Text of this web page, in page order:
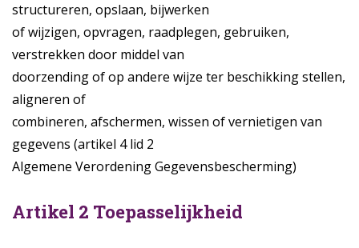
structureren, opslaan, bijwerken
of wijzigen, opvragen, raadplegen, gebruiken,
verstrekken door middel van
doorzending of op andere wijze ter beschikking stellen,
aligneren of
combineren, afschermen, wissen of vernietigen van
gegevens (artikel 4 lid 2
Algemene Verordening Gegevensbescherming)
Artikel 2 Toepasselijkheid